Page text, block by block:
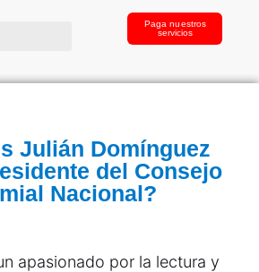
Paga nuestros
servicios
Julián Domínguez
del Consejo
Nacional?
apasionado por la lectura y